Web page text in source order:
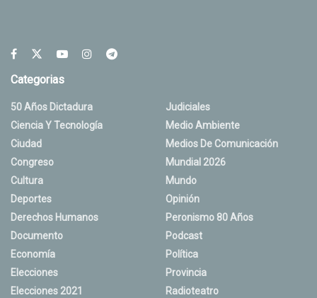
Categorias
50 Años Dictadura
Ciencia Y Tecnología
Ciudad
Congreso
Cultura
Deportes
Derechos Humanos
Documento
Economía
Elecciones
Elecciones 2021
Judiciales
Medio Ambiente
Medios De Comunicación
Mundial 2026
Mundo
Opinión
Peronismo 80 Años
Podcast
Política
Provincia
Radioteatro